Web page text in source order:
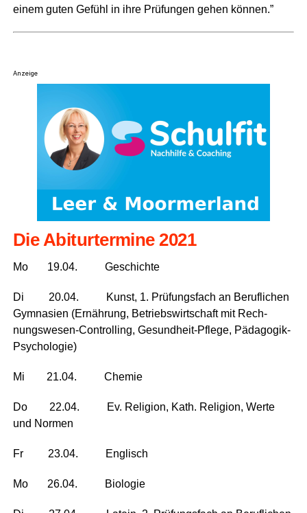
einem guten Gefühl in ihre Prü­fun­gen gehen können.”
Anzeige
Die Abitur­ter­mi­ne 2021
Mo 19.04. Geschichte
Di 20.04. Kunst, 1. Prü­fungs­fach an Beruf­li­chen
Gym­na­si­en (Ernäh­rung, Betriebs­wirt­schaft mit Rech­
nungs­we­sen-Con­trol­ling, Gesund­heit-Pfle­ge, Pädagogik-
Psychologie)
Mi 21.04. Chemie
Do 22.04. Ev. Reli­gi­on, Kath. Reli­gi­on, Wer­te
und Normen
Fr 23.04. Englisch
Mo 26.04. Biologie